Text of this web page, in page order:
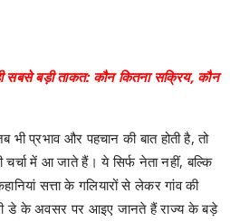
ही सबसे बड़ी ताकत: कौन कितना सक्रिय, कौन
भी प्रभाव और पहचान की बात होती है, तो
में आ जाते हैं। ये सिर्फ नेता नहीं, बल्कि
सत्ता के गलियारों से लेकर गांव की
डे के अवसर पर आइए जानते हैं राज्य के बड़े